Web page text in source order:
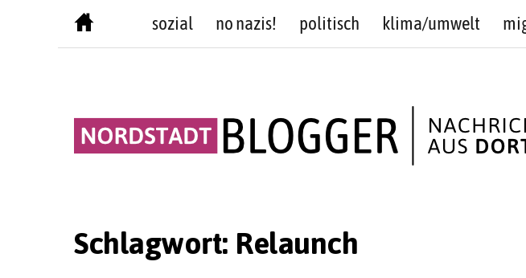
sozial no nazis! politisch klima/umwelt
Schlagwort: Relaunch